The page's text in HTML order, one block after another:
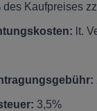
des Kaufpreises
lt.
3,5%